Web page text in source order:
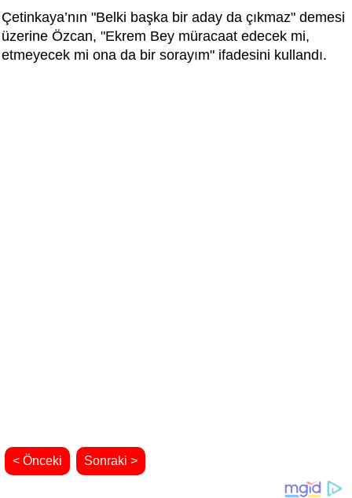
Çetinkaya’nın "Belki başka bir aday da çıkmaz" demesi
üzerine Özcan, "Ekrem Bey müracaat edecek mi,
etmeyecek mi ona da bir sorayım" ifadesini kullandı.
< Önceki Sonraki >